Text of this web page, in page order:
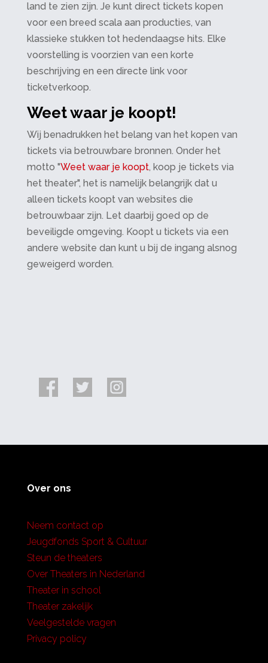
land te zien zijn. Je kunt direct tickets kopen
voor een breed scala aan producties, van
klassieke stukken tot hedendaagse hits. Elke
voorstelling is voorzien van een korte
beschrijving en een directe link voor
ticketverkoop.
Weet waar je koopt!
Wij benadrukken het belang van het kopen van
tickets via betrouwbare bronnen. Onder het
motto "Weet waar je koopt, koop je tickets via
het theater", het is namelijk belangrijk dat u
alleen tickets koopt van websites die
betrouwbaar zijn. Let daarbij goed op de
beveiligde omgeving. Koopt u tickets via een
andere website dan kunt u bij de ingang alsnog
geweigerd worden.
Over ons
Neem contact op
Jeugdfonds Sport & Cultuur
Steun de theaters
Over Theaters in Nederland
Theater in school
Theater zakelijk
Veelgestelde vragen
Privacy policy